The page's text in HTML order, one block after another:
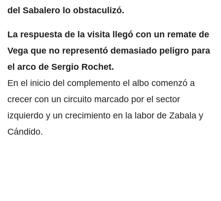
del Sabalero lo obstaculizó.
La respuesta de la visita llegó con un remate de
Vega que no representó demasiado peligro para
el arco de Sergio Rochet.
En el inicio del complemento el albo comenzó a
crecer con un circuito marcado por el sector
izquierdo y un crecimiento en la labor de Zabala y
Cándido.